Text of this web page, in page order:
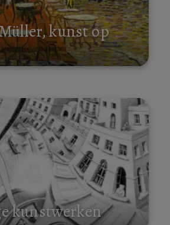
kunst op
kunstwerken